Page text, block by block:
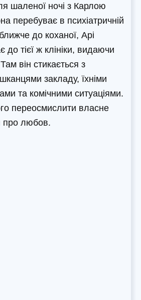
шаленої ночі з Карлою
перебуває в психіатричній
до коханої, Арі
до тієї ж клініки, видаючи
він стикається з
закладу, їхніми
та комічними ситуаціями.
переосмислити власне
про любов.